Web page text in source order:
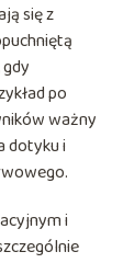
się z
po
ważny
dotyku i
i